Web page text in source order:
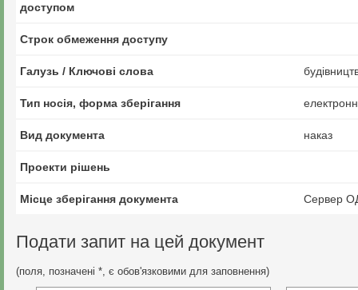
доступом
Строк обмеження доступу
Галузь / Ключові слова
Тип носія, форма зберігання
Вид документа наказ
Проекти рішень
Місце зберігання документа Сервер
Подати запит на цей документ
(поля, позначені *, є обов'язковими для заповнення)